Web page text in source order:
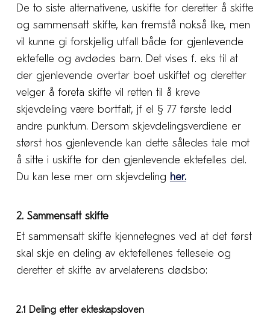
De to siste alternativene, uskifte for deretter å skifte
og sammensatt skifte, kan fremstå nokså like, men
vil kunne gi forskjellig utfall både for gjenlevende
ektefelle og avdødes barn. Det vises f. eks til at
der gjenlevende overtar boet uskiftet og deretter
velger å foreta skifte vil retten til å kreve
skjevdeling være bortfalt, jf el § 77 første ledd
andre punktum. Dersom skjevdelingsverdiene er
størst hos gjenlevende kan dette således tale mot
å sitte i uskifte for den gjenlevende ektefelles del.
Du kan lese mer om skjevdeling her.
2. Sammensatt skifte
Et sammensatt skifte kjennetegnes ved at det først
skal skje en deling av ektefellenes felleseie og
deretter et skifte av arvelaterens dødsbo:
2.1 Deling etter ekteskapsloven